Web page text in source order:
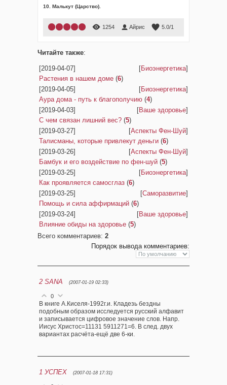
10. Малькут (Царство).
1254 Айрис 5.0/1
Читайте также:
[2019-04-07] [Биоэнергетика]
Растения в нашем доме (6)
[2019-04-05]
[Биоэнергетика]
Аура дома - путь к благополучию (4)
[2019-04-03]
[Ваше здоровье]
С чем связан лишний вес? (5)
[2019-03-27]
[Аспекты Фен-Шуй]
Талисманы, которые привлекут деньги (6)
[2019-03-26]
[Аспекты Фен-Шуй]
Бамбук и его воздействие по фен-шуй (5)
[2019-03-25]
[Биоэнергетика]
Как проявляется самосглаз (6)
[2019-03-25]
[Саморазвитие]
Помощь и сила аффирмаций (6)
[2019-03-24]
[Ваше здоровье]
Влияние обиды на здоровье (5)
Всего комментариев: 2
Порядок вывода комментариев:
2 SANA (2007-01-19 02:33)
0
В книге А.Киселя-1992г.и. Кладезь бездны
подобным образом исследуется русский алфавит
и записывается цифровое значение слов. Напр.
Иисус Христос=11131 5911271=6. В след. двух
вариантах расчёта-ещё две 6-ки.
1 УСПЕХ (2007-01-18 17:31)